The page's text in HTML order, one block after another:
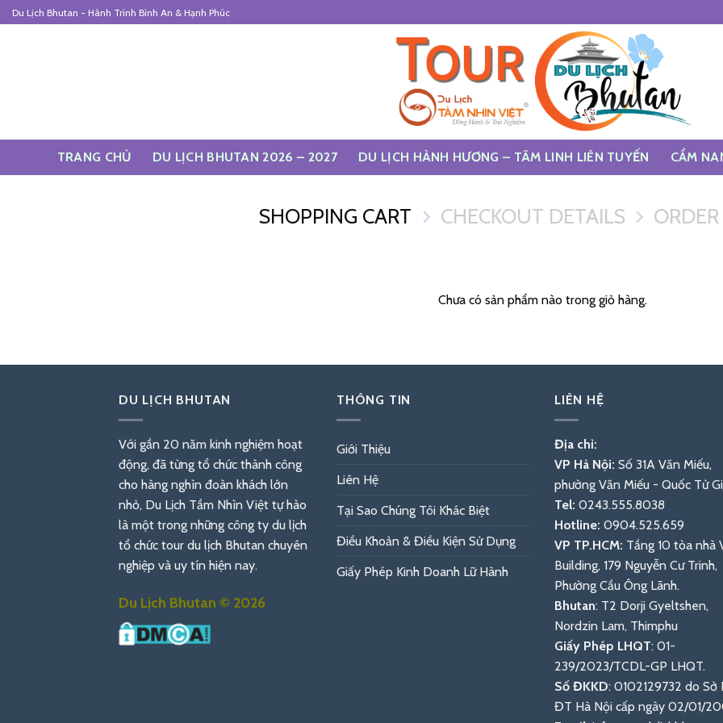
Skip
to
Du Lịch Bhutan - Hành Trình Bình An & Hạnh Phúc
TRANG CHỦ DU LỊCH BHUTAN 2026 – 2027 DU LỊCH HÀNH HƯƠNG – TÂM LINH LIÊN TUYẾN CẨM
SHOPPING CART CHECKOUT DETAILS
Chưa có sản phẩm nào trong giỏ hàng.
DU LỊCH BHUTAN
Với gần 20 năm kinh nghiệm hoạt
động, đã từng tổ chức thành công
cho hàng nghìn đoàn khách lớn
nhỏ, Du Lịch Tầm Nhìn Việt tự hào
là một trong những công ty du lịch
tổ chức tour du lịch Bhutan chuyên
nghiệp và uy tín hiện nay.
Du Lịch Bhutan © 2026
THÔNG TIN
Giới Thiệu
Liên Hệ
Tại Sao Chúng Tôi Khác Biệt
Điều Khoản & Điều Kiện Sử Dụng
Giấy Phép Kinh Doanh Lữ Hành
LIÊN HỆ
Địa chỉ:
VP Hà Nội: Số 31A Văn Miếu,
phường Văn Miếu - Quốc Tử
Tel: 0243.555.8038
Hotline: 0904.525.659
VP TP.HCM: Tầng 10 tòa nhà
Building, 179 Nguyễn Cư Trinh,
Phường Cầu Ông Lãnh.
Bhutan: T2 Dorji Gyeltshen,
Nordzin Lam, Thimphu
Giấy Phép LHQT: 01-
239/2023/TCDL-GP LHQT.
Số ĐKKD: 0102129732 do Sở
ĐT Hà Nội cấp ngày 02/01/